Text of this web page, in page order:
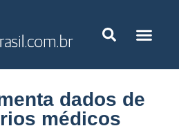
dados de
médicos